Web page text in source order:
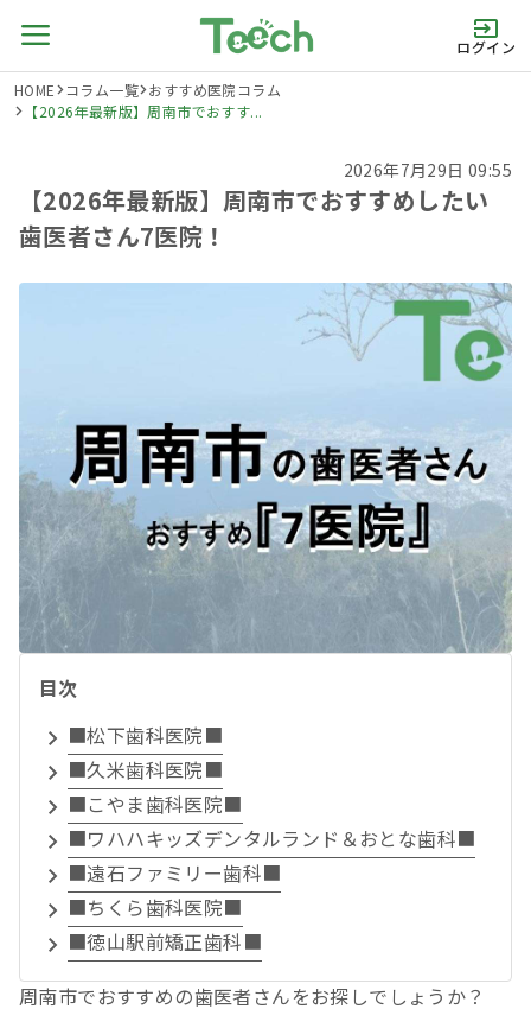
ログイン
HOME コラム一覧 おすすめ医院コラム
【2026年最新版】周南市でおすす...
2026年7月29日 09:55
【2026年最新版】周南市でおすすめしたい
歯医者さん7医院！
目次
■松下歯科医院■
■久米歯科医院■
■こやま歯科医院■
■ワハハキッズデンタルランド＆おとな歯科■
■遠石ファミリー歯科■
■ちくら歯科医院■
■徳山駅前矯正歯科■
周南市でおすすめの歯医者さんをお探しでしょうか？